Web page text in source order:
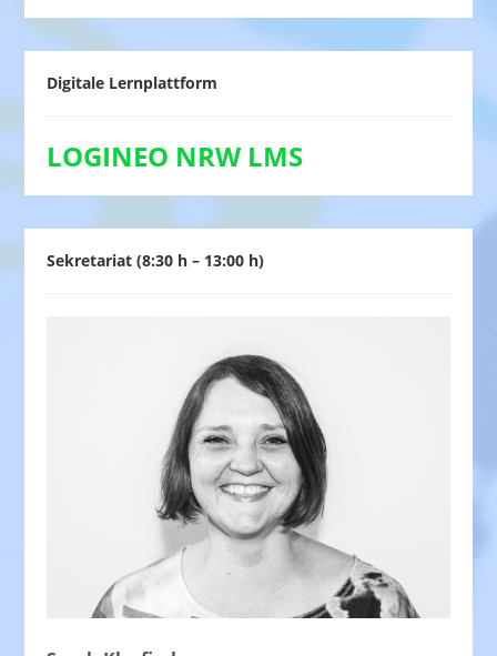
Digitale Lernplattform
LOGINEO NRW LMS
Sekretariat (8:30 h – 13:00 h)